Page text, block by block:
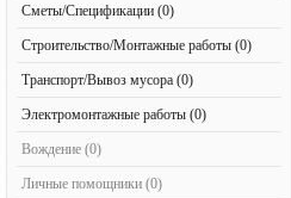
Сметы/Спецификации (0)
Строительство/Монтажные работы (0)
Транспорт/Вывоз мусора (0)
Электромонтажные работы (0)
Вождение (0)
Личные помощники (0)